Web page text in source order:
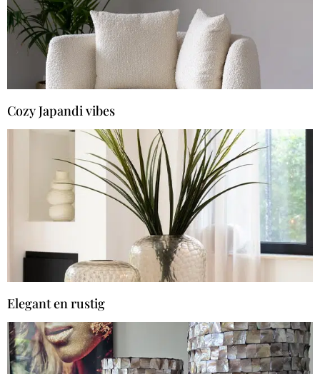
Cozy Japandi vibes​
Elegant en rustig